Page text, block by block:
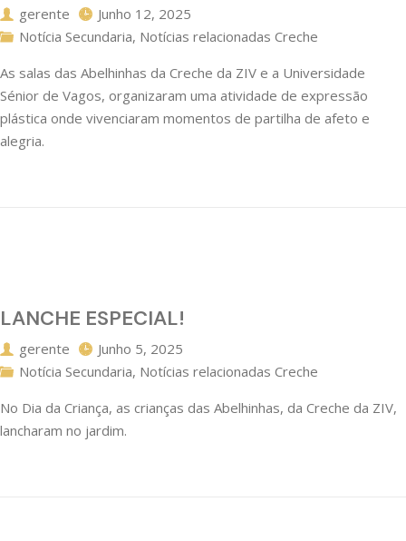
gerente
Junho 12, 2025
Notícia Secundaria, Notícias relacionadas Creche
As salas das Abelhinhas da Creche da ZIV e a Universidade
Sénior de Vagos, organizaram uma atividade de expressão
plástica onde vivenciaram momentos de partilha de afeto e
alegria.
LANCHE ESPECIAL!
gerente
Junho 5, 2025
Notícia Secundaria, Notícias relacionadas Creche
No Dia da Criança, as crianças das Abelhinhas, da Creche da ZIV,
lancharam no jardim.